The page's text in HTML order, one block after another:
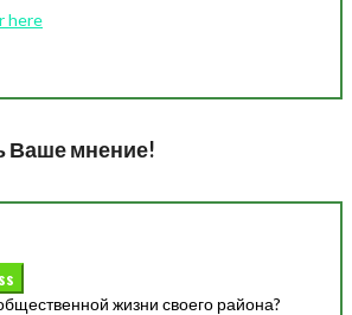
here
Ваше мнение!
жизни своего района?